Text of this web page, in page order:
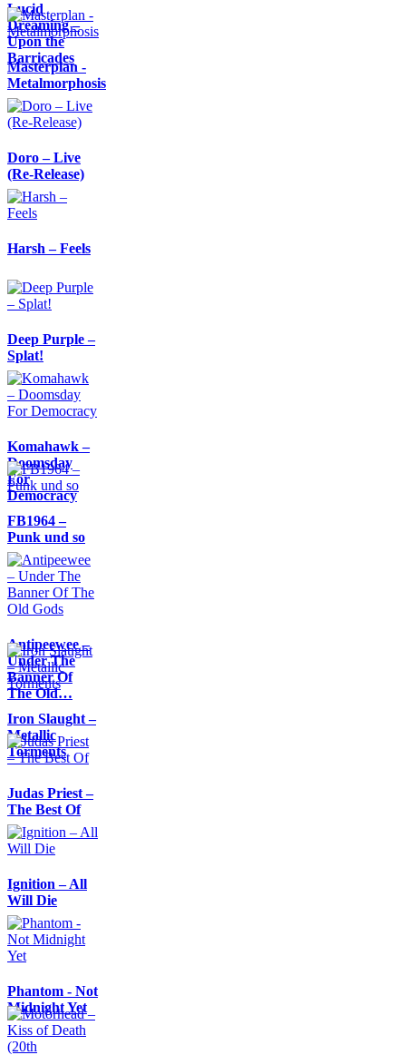
Lucid
Dreaming –
Upon the
Barricades
Masterplan -
Metalmorphosis
Doro – Live
(Re-Release)
Harsh – Feels
Deep Purple –
Splat!
Komahawk –
Doomsday
For
Democracy
FB1964 –
Punk und so
Antipeewee –
Under The
Banner Of
The Old…
Iron Slaught –
Metallic
Torments
Judas Priest –
The Best Of
Ignition – All
Will Die
Phantom - Not
Midnight Yet